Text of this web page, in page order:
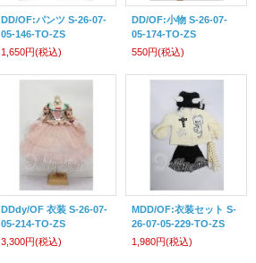
DD/OF:パンツ S-26-07-
05-146-TO-ZS
1,650円(税込)
DD/OF:小物 S-26-07-
05-174-TO-ZS
550円(税込)
DDdy/OF 衣装 S-26-07-
05-214-TO-ZS
3,300円(税込)
MDD/OF:衣装セット S-
26-07-05-229-TO-ZS
1,980円(税込)